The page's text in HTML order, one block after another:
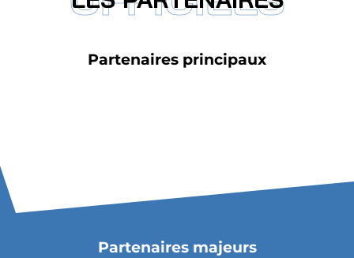
Partenaires principaux
Partenaires majeurs